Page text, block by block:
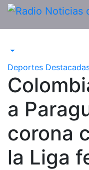
Saltar
contenido
Deportes
a
corona
la Liga